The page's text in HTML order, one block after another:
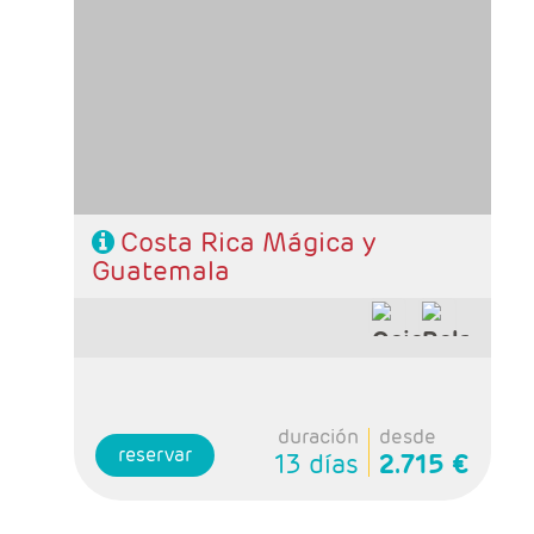
Costa Rica Mágica y
Guatemala
reservar
duración
13 días
desde
2.715 €